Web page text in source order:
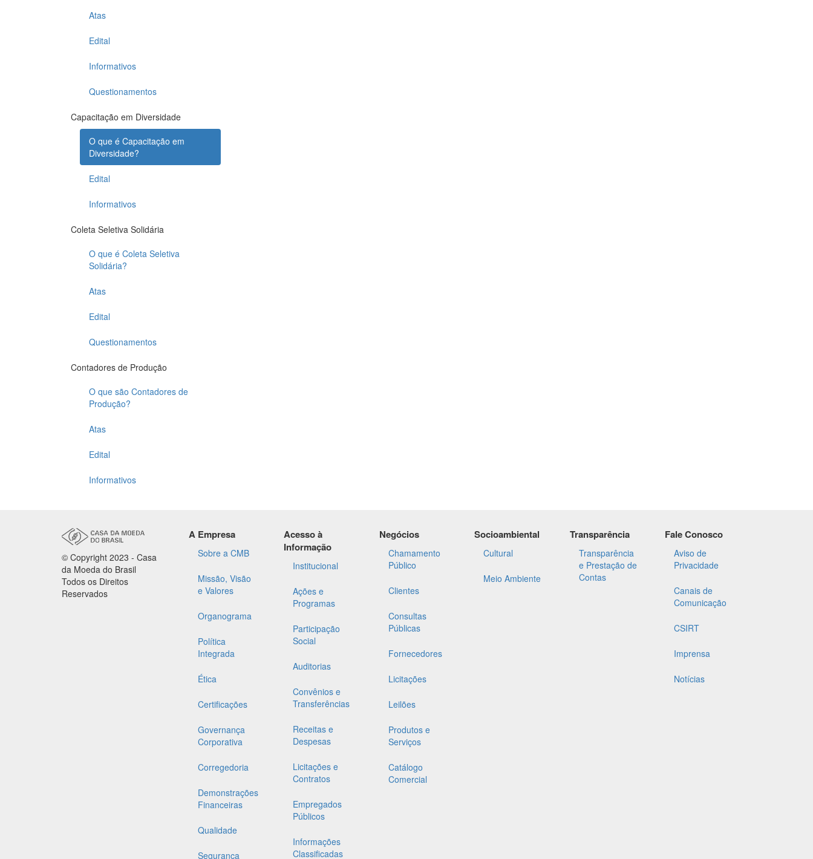
Atas
Edital
Informativos
Questionamentos
Capacitação em Diversidade
O que é Capacitação em
Diversidade?
Edital
Informativos
Coleta Seletiva Solidária
O que é Coleta Seletiva
Solidária?
Atas
Edital
Questionamentos
Contadores de Produção
O que são Contadores de
Produção?
Atas
Edital
Informativos
© Copyright 2023 - Casa
da Moeda do Brasil
Todos os Direitos
Reservados
A Empresa
Sobre a CMB
Missão, Visão
e Valores
Organograma
Política
Integrada
Ética
Certificações
Governança
Corporativa
Corregedoria
Demonstrações
Financeiras
Qualidade
Segurança
Acesso à
Informação
Institucional
Ações e
Programas
Participação
Social
Auditorias
Convênios e
Transferências
Receitas e
Despesas
Licitações e
Contratos
Empregados
Públicos
Informações
Classificadas
Negócios
Chamamento
Público
Clientes
Consultas
Públicas
Fornecedores
Licitações
Leilões
Produtos e
Serviços
Catálogo
Comercial
Socioambiental
Cultural
Meio Ambiente
Transparência
Transparência
e Prestação de
Contas
Fale Conosco
Aviso de
Privacidade
Canais de
Comunicação
CSIRT
Imprensa
Notícias